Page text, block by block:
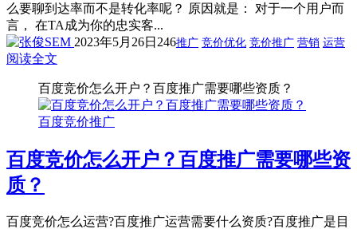
么要聊到达率而不是转化率呢？ 原因就是： 对于一个用户而
言， 在TA成为你的忠实客...
2023年5月26日 246推广 竞价优化 竞价推广 营销 运营
阅读全文
百度竞价怎么开户？百度推广需要哪些资质？
百度竞价推广
百度竞价怎么开户？百度推广需要哪些资
质？
百度竞价怎么运营?百度推广运营需要什么资质?百度推广是目